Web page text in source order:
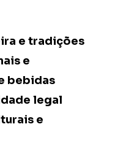
e tradições
e
bebidas
legal
e